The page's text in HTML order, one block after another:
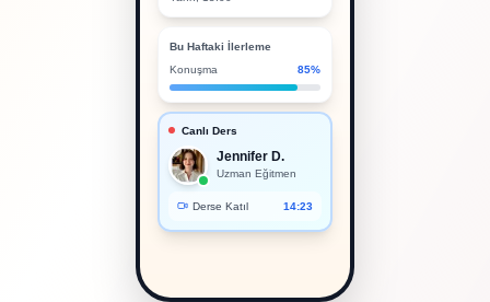
Bu Haftaki İlerleme
Konuşma
85%
Canlı Ders
Jennifer D.
Uzman Eğitmen
Derse Katıl 14:23